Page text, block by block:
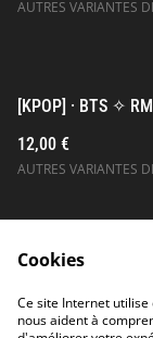
AUTRES VARIANTES
[KPOP] · BTS ✧ RM
12,00 €
AUTRES VARIANTES
Cookies
Ce site Internet utilise
nous aident à